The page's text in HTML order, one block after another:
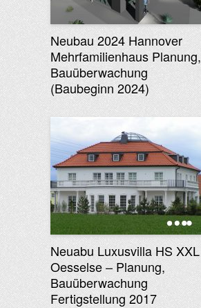
Neubau 2024 Hannover
Mehrfamilienhaus Planung,
Bauüberwachung
(Baubeginn 2024)
Neuabu Luxusvilla HS XXL
Oesselse – Planung,
Bauüberwachung
Fertigstellung 2017